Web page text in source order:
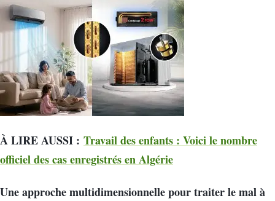
À LIRE AUSSI : Travail des enfants : Voici le nombre
officiel des cas enregistrés en Algérie
Une approche multidimensionnelle pour traiter le mal à